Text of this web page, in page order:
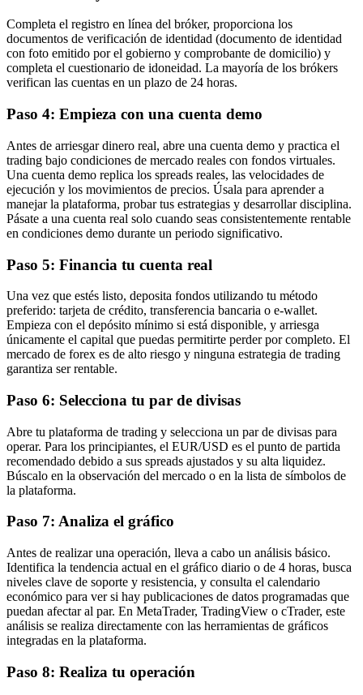
Completa el registro en línea del bróker, proporciona los
documentos de verificación de identidad (documento de identidad
con foto emitido por el gobierno y comprobante de domicilio) y
completa el cuestionario de idoneidad. La mayoría de los brókers
verifican las cuentas en un plazo de 24 horas.
Paso 4: Empieza con una cuenta demo
Antes de arriesgar dinero real, abre una cuenta demo y practica el
trading bajo condiciones de mercado reales con fondos virtuales.
Una cuenta demo replica los spreads reales, las velocidades de
ejecución y los movimientos de precios. Úsala para aprender a
manejar la plataforma, probar tus estrategias y desarrollar disciplina.
Pásate a una cuenta real solo cuando seas consistentemente rentable
en condiciones demo durante un periodo significativo.
Paso 5: Financia tu cuenta real
Una vez que estés listo, deposita fondos utilizando tu método
preferido: tarjeta de crédito, transferencia bancaria o e-wallet.
Empieza con el depósito mínimo si está disponible, y arriesga
únicamente el capital que puedas permitirte perder por completo. El
mercado de forex es de alto riesgo y ninguna estrategia de trading
garantiza ser rentable.
Paso 6: Selecciona tu par de divisas
Abre tu plataforma de trading y selecciona un par de divisas para
operar. Para los principiantes, el EUR/USD es el punto de partida
recomendado debido a sus spreads ajustados y su alta liquidez.
Búscalo en la observación del mercado o en la lista de símbolos de
la plataforma.
Paso 7: Analiza el gráfico
Antes de realizar una operación, lleva a cabo un análisis básico.
Identifica la tendencia actual en el gráfico diario o de 4 horas, busca
niveles clave de soporte y resistencia, y consulta el calendario
económico para ver si hay publicaciones de datos programadas que
puedan afectar al par. En MetaTrader, TradingView o cTrader, este
análisis se realiza directamente con las herramientas de gráficos
integradas en la plataforma.
Paso 8: Realiza tu operación